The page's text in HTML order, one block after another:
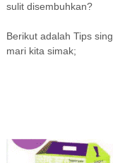
sulit disembuhkan?
Berikut adalah Tips
mari kita simak;